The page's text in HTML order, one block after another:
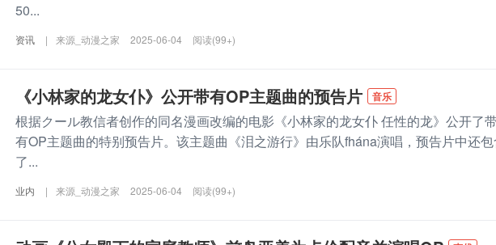
50...
资讯 | 来源_动漫之家 2025-06-04 阅读(99+)
《小林家的龙女仆》公开带有OP主题曲的预告片 音乐
根据クール教信者创作的同名漫画改编的电影《小林家的龙女仆 任性的龙》公开了
有OP主题曲的特别预告片。该主题曲《泪之游行》由乐队fhána演唱，预告片中还
了...
业内 | 来源_动漫之家 2025-06-04 阅读(99+)